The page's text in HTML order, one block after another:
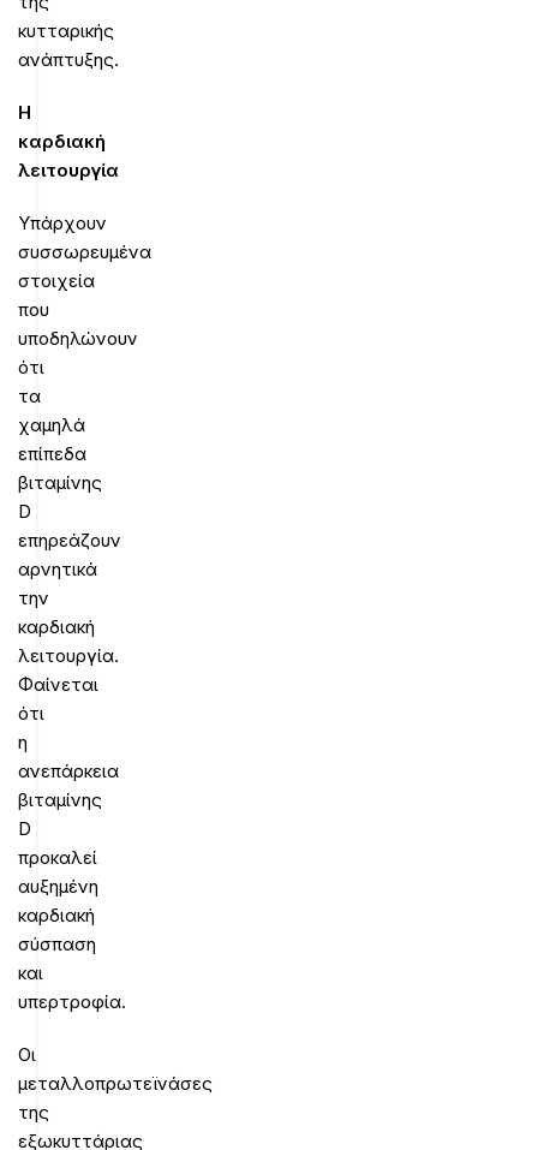
κυτταρικής
ανάπτυξης.
Η
καρδιακή
λειτουργία
Υπάρχουν
συσσωρευμένα
στοιχεία
που
υποδηλώνουν
ότι
τα
χαμηλά
επίπεδα
βιταμίνης
D
επηρεάζουν
αρνητικά
την
καρδιακή
λειτουργία.
Φαίνεται
ότι
η
ανεπάρκεια
βιταμίνης
D
προκαλεί
αυξημένη
καρδιακή
σύσπαση
και
υπερτροφία.
Οι
μεταλλοπρωτεϊνάσες
της
εξωκυττάριας